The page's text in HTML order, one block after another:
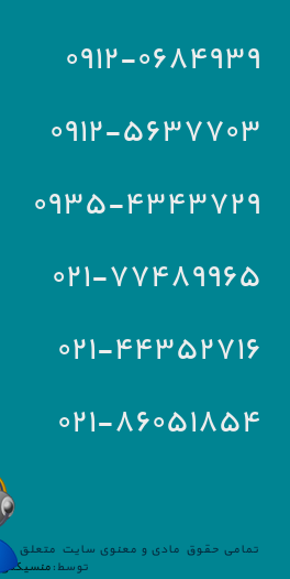
۰۹۱۲-۰۶۸۴۹۳۹
۰۹۱۲-۵۶۳۷۷۰۳
۰۹۳۵-۴۳۴۳۷۲۹
۰۲۱-۷۷۴۸۹۹۶۵
۰۲۱-۴۴۳۵۲۷۱۶
۰۲۱-۸۶۰۵۱۸۵۴
تمامی حقوق مادی و معنوی سایت متعلق به
توسط:منسیکس